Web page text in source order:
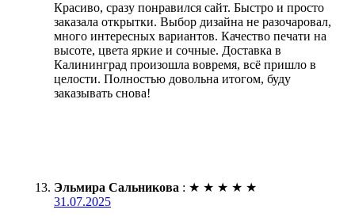
Красиво, сразу понравился сайт. Быстро и просто
заказала открытки. Выбор дизайна не разочаровал,
много интересных вариантов. Качество печати на
высоте, цвета яркие и сочные. Доставка в
Калининград произошла вовремя, всё пришло в
целости. Полностью довольна итогом, буду
заказывать снова!
Эльмира Сальникова : ★ ★ ★ ★ ★
31.07.2025